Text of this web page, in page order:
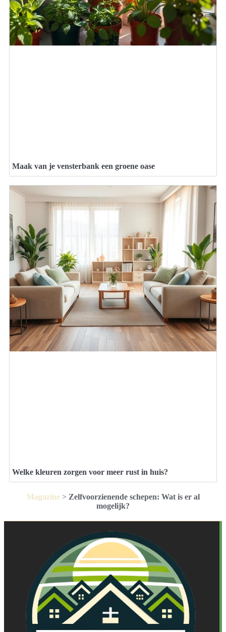
Maak van je vensterbank een groene oase
Welke kleuren zorgen voor meer rust in huis?
Magazine> Zelfvoorzienende schepen: Wat is er al
mogelijk?